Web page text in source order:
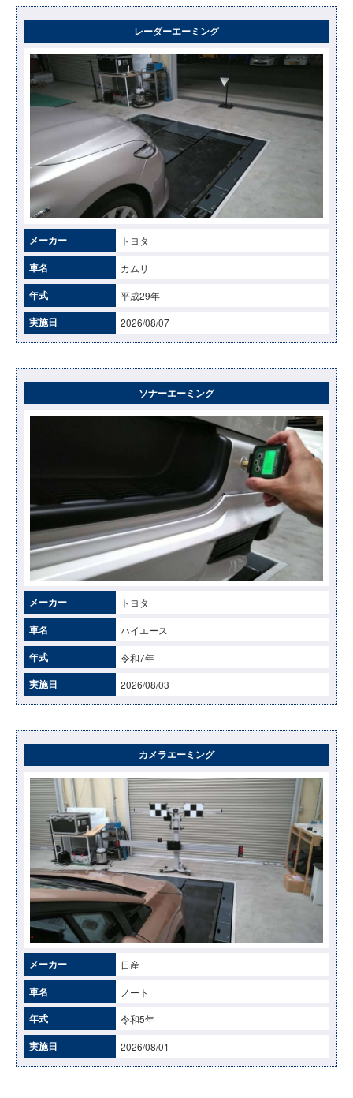
レーダーエーミング
メーカー トヨタ
車名 カムリ
年式 平成29年
実施日 2026/08/07
ソナーエーミング
メーカー トヨタ
車名 ハイエース
年式 令和7年
実施日 2026/08/03
カメラエーミング
メーカー 日産
車名 ノート
年式 令和5年
実施日 2026/08/01